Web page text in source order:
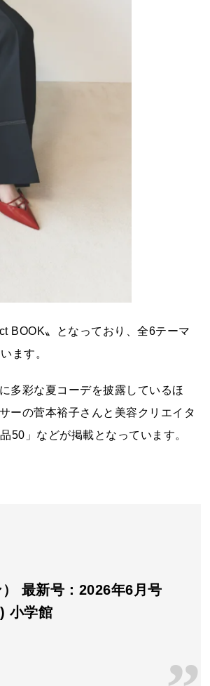
BOOK〟となっており、全6テーマ
ます。
多彩な夏コーデを披露しているほ
ーの菅本裕子さんと美容クリエイタ
50」などが掲載となっています。
最新号：2026年6月号
小学館